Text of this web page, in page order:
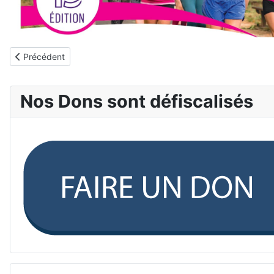
Article précédent : Actu 04/06/2024: BivouacEtMoi fait 5km pour
Précédent
Nos Dons sont défiscalisés